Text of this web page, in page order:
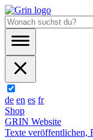
de en es fr
Shop
GRIN Website
Texte veröffentlichen,